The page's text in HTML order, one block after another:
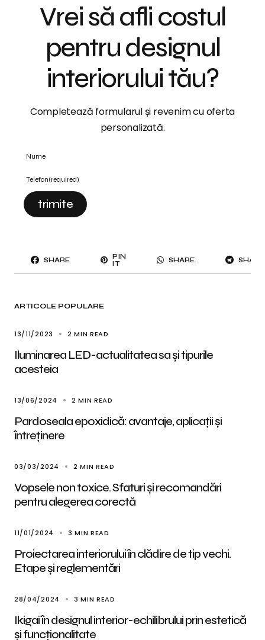
ARTICOLE POPULARE
13/11/2023 2 MIN READ
Iluminarea LED-actualitatea sa și tipurile
acesteia
13/06/2024 2 MIN READ
Pardoseala epoxidică: avantaje, aplicații și
întreținere
03/03/2024 2 MIN READ
Vopsele non toxice. Sfaturi și recomandări
pentru alegerea corectă
11/01/2024 3 MIN READ
Proiectarea interiorului în clădire de tip vechi.
Etape și reglementări
28/04/2024 3 MIN READ
Ikigai în designul interior-echilibrului prin estetică
și funcționalitate
Vrei să afli costul
pentru designul
interiorului tău?
Completează formularul și revenim cu oferta
personalizată.
Nume
Telefon(required)
trimite
SHARE
PIN
IT
SHARE SHARE